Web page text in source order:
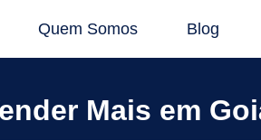
Quem Somos Blog
Mais em